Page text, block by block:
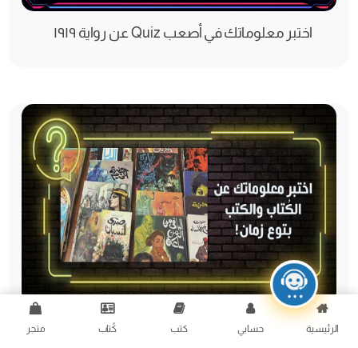
اختبر معلوماتك في أصعب Quiz عن رواية ١٩١٩
اختبر معلوماتك عن الكتب والروايات القديمة؟!الرئيسية حسابي كتب كُتاب متجر